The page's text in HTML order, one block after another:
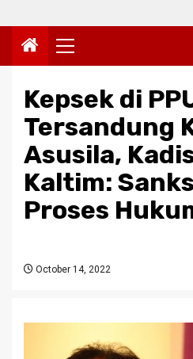
Primary
Menu
Kepsek di
Tersandung
Asusila,
Kaltim:
Proses
October 14, 2022